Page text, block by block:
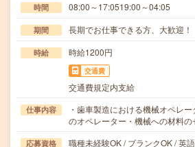
時間 08:00～17:0519:00～04:05
期間 長期でお仕事できる方、大歓迎！
時給 時給1200円
交通費
交通費規定内支給
仕事内容
・歯車製造における機械オペレ
のオペレーター・機械への材料
応募資格
職種未経験OK / ブランクOK / 英